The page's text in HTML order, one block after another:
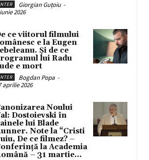
Giorgian Guțoiu -
2026
ce viitorul filmului
e la Eugen
Și de ce
lui Radu
e mort
Bogdan Popa -
aprilie 2026
Noului
Dostoievski în
lui Blade
Note la “Cristi
De ce filmez? –
la Academia
– 31 martie...